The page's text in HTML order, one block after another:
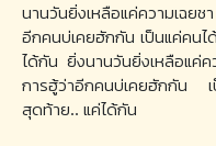
นานวันยิ่งเหลือแค่ความเฉย
อีกคนบ่เคยฮักกัน เป็นแค่คน
ได้กัน ยิ่งนานวันยิ่งเหลือแค่ค
การฮู้ว่าอีกคนบ่เคยฮักกัน
สุดท้าย.. แค่ได้กัน